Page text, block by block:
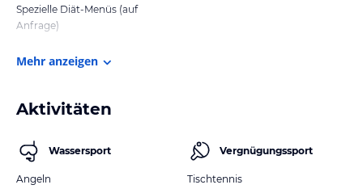
Spezielle Diät-Menüs (auf
Anfrage)
Mehr anzeigen
Aktivitäten
Wassersport
Angeln
Vergnügungssport
Tischtennis